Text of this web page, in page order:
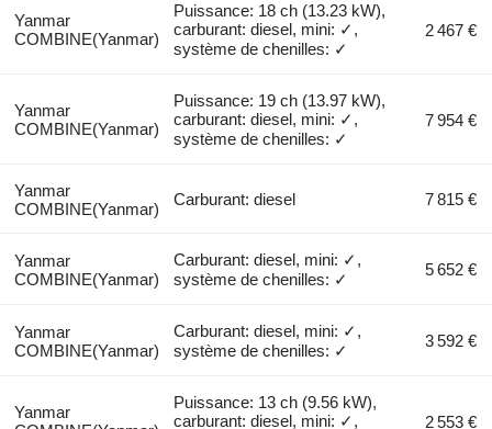
Yanmar
COMBINE(Yanmar)
Puissance: 18 ch (13.23 kW),
carburant: diesel, mini: ✓,
système de chenilles: ✓
2 467 €
Yanmar
COMBINE(Yanmar)
Puissance: 19 ch (13.97 kW),
carburant: diesel, mini: ✓,
système de chenilles: ✓
7 954 €
Yanmar
COMBINE(Yanmar)
Carburant: diesel 7 815 €
Yanmar
COMBINE(Yanmar)
Carburant: diesel, mini: ✓,
système de chenilles: ✓
5 652 €
Yanmar
COMBINE(Yanmar)
Carburant: diesel, mini: ✓,
système de chenilles: ✓
3 592 €
Yanmar
Puissance: 13 ch (9.56 kW),
carburant: diesel, mini: ✓,
2 553 €